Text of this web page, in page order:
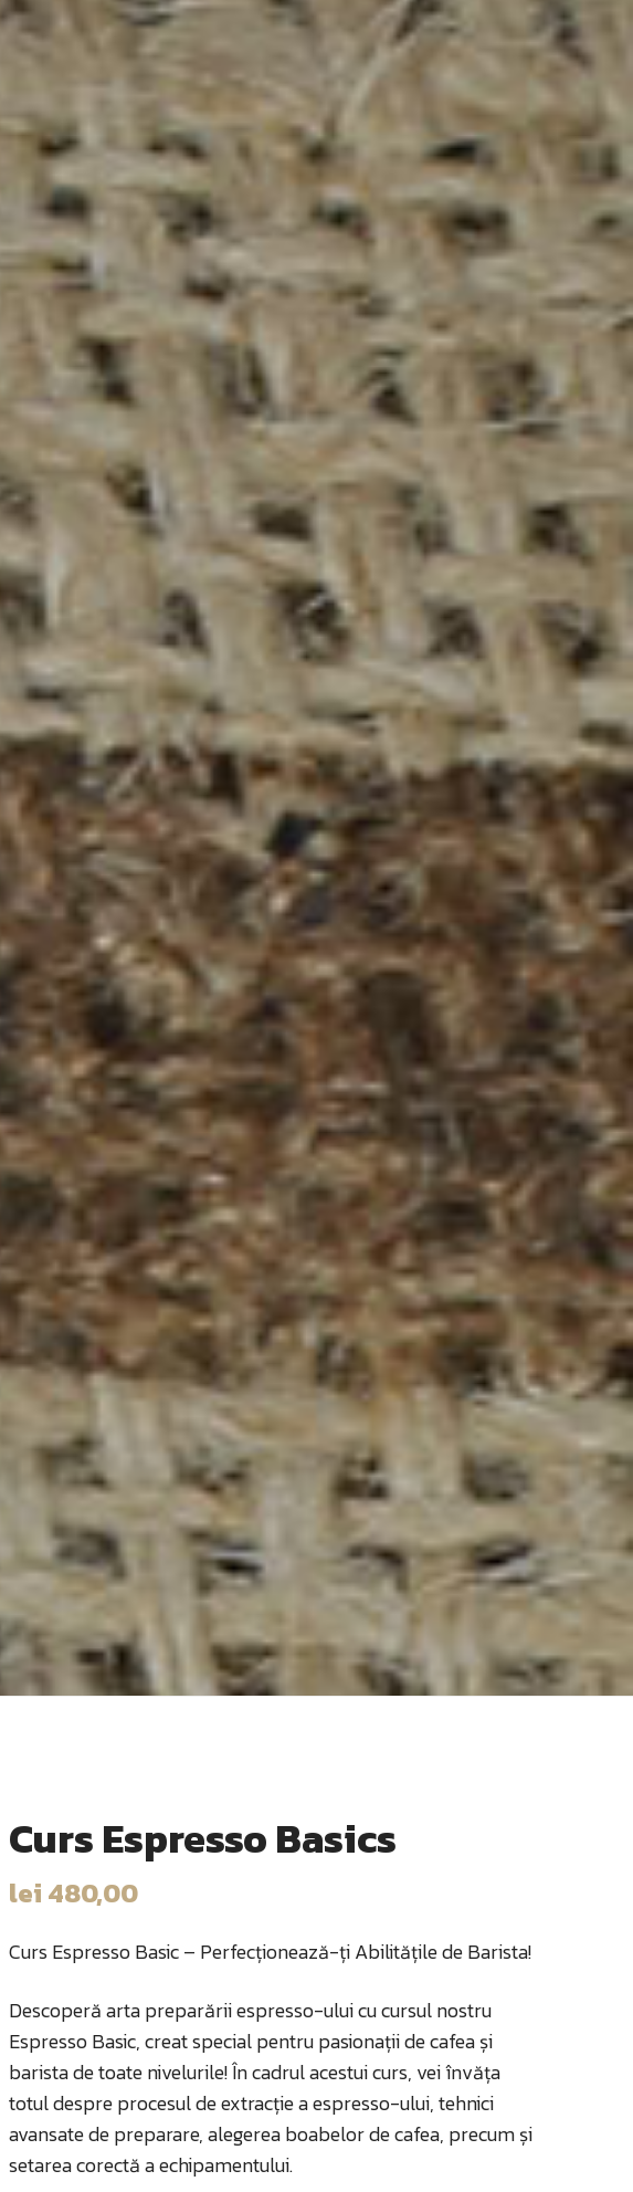
Curs Espresso Basics
lei 480,00
Curs Espresso Basic – Perfecționează-ți Abilitățile de Barista!
Descoperă arta preparării espresso-ului cu cursul nostru
Espresso Basic, creat special pentru pasionații de cafea și
barista de toate nivelurile! În cadrul acestui curs, vei învăța
totul despre procesul de extracție a espresso-ului, tehnici
avansate de preparare, alegerea boabelor de cafea, precum și
setarea corectă a echipamentului.